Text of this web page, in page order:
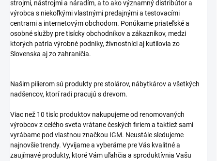
strojmi, nástrojmi a náradím, a to ako významný distribútor a
výrobca s niekoľkými vlastnými predajnými a testovacími
centrami a internetovým obchodom. Ponúkame priateľské a
osobné služby pre tisícky obchodníkov a zákazníkov, medzi
ktorých patria výrobné podniky, živnostníci aj kutilovia zo
Slovenska aj zo zahraničia.
Našim pilierom sú produkty pre stolárov, nábytkárov a všetkých
nadšencov, ktorí radi pracujú s drevom.
Viac než 10 tisíc produktov nakupujeme od renomovaných
výrobcov z celého sveta vrátane českých firiem a taktiež sami
vyrábame pod vlastnou značkou IGM. Neustále sledujeme
najnovšie trendy. Vyvíjame a vyberáme pre Vás kvalitné a
zaujímavé produkty, ktoré Vám uľahčia a sproduktívnia Vašu